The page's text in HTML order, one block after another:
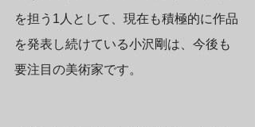
を担う1人として、現在も積極的に作品
を発表し続けている小沢剛は、今後も
要注目の美術家です。